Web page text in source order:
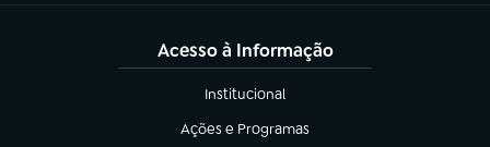
Acesso à Informação
Institucional
(abre em nova aba)
Ações e Programas
(abre em nova aba)